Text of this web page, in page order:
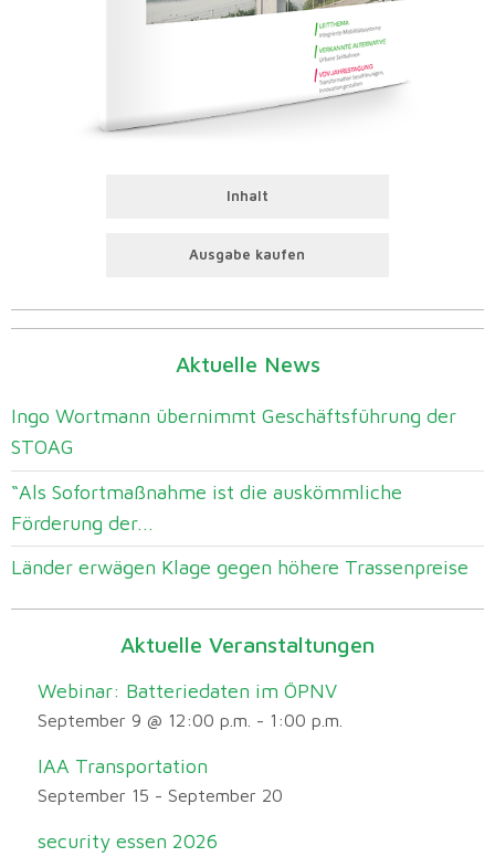
Inhalt
Ausgabe kaufen
Aktuelle News
Ingo Wortmann übernimmt Geschäftsführung der
STOAG
“Als Sofortmaßnahme ist die auskömmliche
Förderung der...
Länder erwägen Klage gegen höhere Trassenpreise
Aktuelle Veranstaltungen
Webinar: Batteriedaten im ÖPNV
September 9 @ 12:00 p.m. - 1:00 p.m.
IAA Transportation
September 15 - September 20
security essen 2026